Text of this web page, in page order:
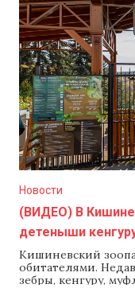
Новости
(ВИДЕО) В
детеныши
Кишиневский
обитателями.
зебры, кенгуру,